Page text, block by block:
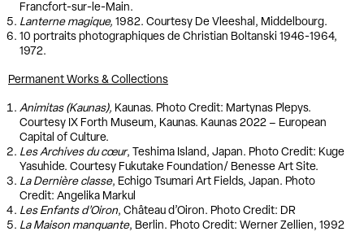
Francfort-sur-le-Main.
Lanterne magique, 1982. Courtesy De Vleeshal, Middelbourg.
10 portraits photographiques de Christian Boltanski 1946-1964,
1972.
Permanent Works & Collections
Animitas (Kaunas), Kaunas. Photo Credit: Martynas Plepys.
Courtesy IX Forth Museum, Kaunas. Kaunas 2022 – European
Capital of Culture.
Les Archives du cœur, Teshima Island, Japan. Photo Credit: Kuge
Yasuhide. Courtesy Fukutake Foundation/ Benesse Art Site.
La Dernière classe, Echigo Tsumari Art Fields, Japan. Photo
Credit: Angelika Markul
Les Enfants d’Oiron, Château d’Oiron. Photo Credit: DR
La Maison manquante, Berlin. Photo Credit: Werner Zellien, 1992